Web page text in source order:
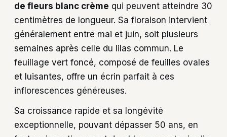
de fleurs blanc crème qui peuvent atteindre 30
centimètres de longueur. Sa floraison intervient
généralement entre mai et juin, soit plusieurs
semaines après celle du lilas commun. Le
feuillage vert foncé, composé de feuilles ovales
et luisantes, offre un écrin parfait à ces
inflorescences généreuses.
Sa croissance rapide et sa longévité
exceptionnelle, pouvant dépasser 50 ans, en